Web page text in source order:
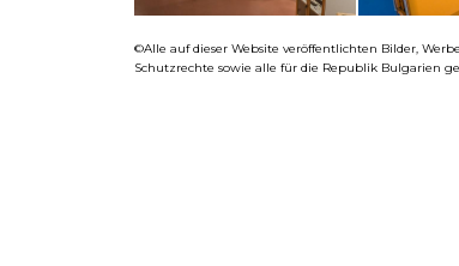
©Alle auf dieser Website veröffentlichten Bilder,
Schutzrechte sowie alle für die Republik Bulgarien